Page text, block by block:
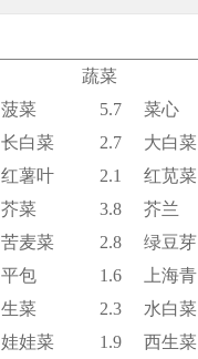
蔬菜
菠菜 5.7 菜心
长白菜 2.7 大白菜
红薯叶 2.1 红苋菜
芥菜 3.8 芥兰
苦麦菜 2.8 绿豆芽
平包 1.6 上海青
生菜 2.3 水白菜
娃娃菜 1.9 西生菜